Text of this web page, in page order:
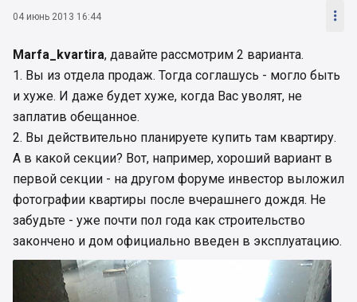
04 июнь 2013 16:44 
Marfa_kvartira, давайте рассмотрим 2 варианта.
1. Вы из отдела продаж. Тогда соглашусь - могло быть
и хуже. И даже будет хуже, когда Вас уволят, не
заплатив обещанное.
2. Вы действительно планируете купить там квартиру.
А в какой секции? Вот, например, хороший вариант в
первой секции - на другом форуме инвестор выложил
фотографии квартиры после вчерашнего дождя. Не
забудьте - уже почти пол года как строительство
закончено и дом официально введен в эксплуатацию.